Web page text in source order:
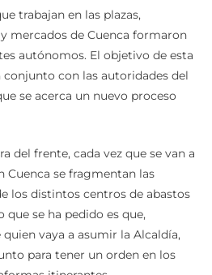
trabajan en las plazas,
mercados de Cuenca formaron
autónomos. El objetivo de esta
conjunto con las autoridades del
se acerca un nuevo proceso
del frente, cada vez que se van a
Cuenca se fragmentan las
los distintos centros de abastos
que se ha pedido es que,
vaya a asumir la Alcaldía,
para tener un orden en los